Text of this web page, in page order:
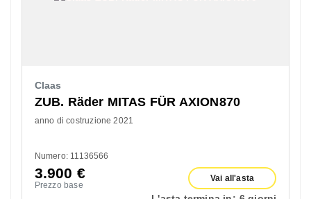
Claas
ZUB. Räder MITAS FÜR AXION870
anno di costruzione 2021
Numero: 11136566
3.900 €
Prezzo base
Vai all'asta